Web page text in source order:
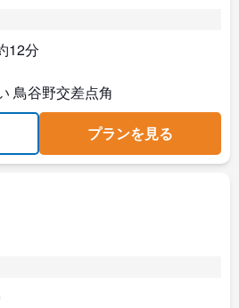
12分
鳥谷野交差点角
プランを見る